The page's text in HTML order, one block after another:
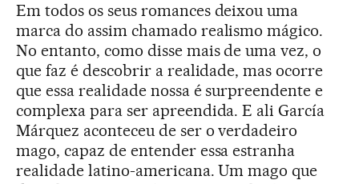
Em todos os seus romances deixou uma
marca do assim chamado realismo mágico.
No entanto, como disse mais de uma vez, o
que faz é descobrir a realidade, mas ocorre
que essa realidade nossa é surpreendente e
complexa para ser apreendida. E ali García
Márquez aconteceu de ser o verdadeiro
mago, capaz de entender essa estranha
realidade latino-americana. Um mago que